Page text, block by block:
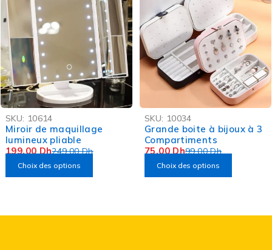
SKU: 10614
Miroir de maquillage
lumineux pliable
249,00Dh
199,00 Dh
Choix des options
SKU: 10034
Grande boite à bijoux à 3
Compartiments
99,00Dh
75,00 Dh
Choix des options